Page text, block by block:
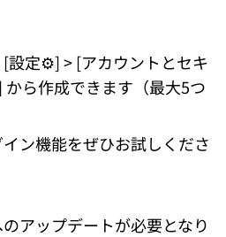
設定⚙] > [アカウントとセキ
ら作成できます（最大5つ
ン機能をぜひお試しくださ
アップデートが必要となり